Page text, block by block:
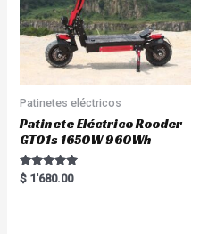
Patinetes eléctricos
Patinete Eléctrico Rooder
GT01s 1650W 960Wh
Rated
5.00
$ 1'680.00